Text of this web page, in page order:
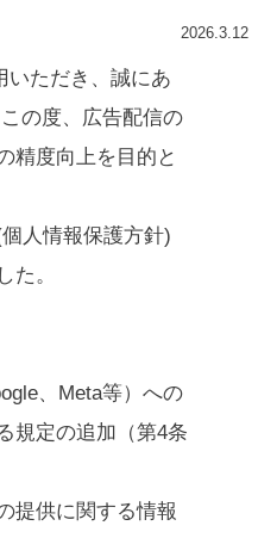
2026.3.12
いただき、誠にあ
の度、広告配信の
精度向上を目的と
人情報保護方針)
た。
、Meta等）への
規定の追加（第4条
提供に関する情報